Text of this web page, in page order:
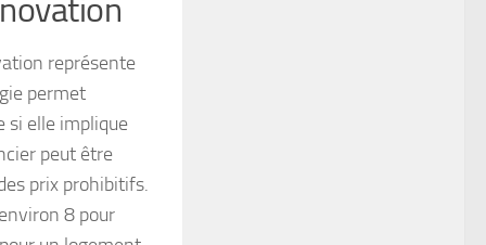
représente
permet
si elle implique
peut être
prix prohibitifs.
8 pour